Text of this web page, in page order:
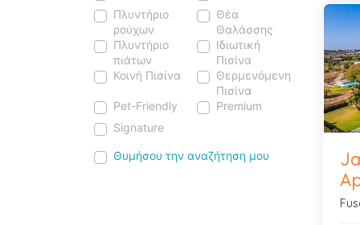
Πλυντήριο
ρούχων
Θέα
Θαλάσσης
Πλυντήριο
πιάτων
Ιδιωτική
Πισίνα
Κοινή Πισίνα
Θερμενόμενη
Πισίνα
Pet-Friendly
Premium
Signature
Θυμήσου την αναζήτηση μου